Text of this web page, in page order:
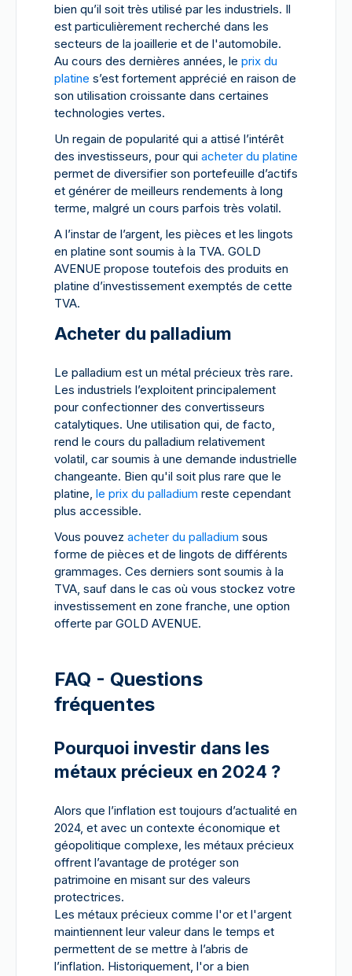
bien qu’il soit très utilisé par les industriels. Il
est particulièrement recherché dans les
secteurs de la joaillerie et de l'automobile.
Au cours des dernières années, le prix du
platine s’est fortement apprécié en raison de
son utilisation croissante dans certaines
technologies vertes.
Un regain de popularité qui a attisé l’intérêt
des investisseurs, pour qui acheter du platine
permet de diversifier son portefeuille d’actifs
et générer de meilleurs rendements à long
terme, malgré un cours parfois très volatil.
A l’instar de l’argent, les pièces et les lingots
en platine sont soumis à la TVA. GOLD
AVENUE propose toutefois des produits en
platine d’investissement exemptés de cette
TVA.
Acheter du palladium
Le palladium est un métal précieux très rare.
Les industriels l’exploitent principalement
pour confectionner des convertisseurs
catalytiques. Une utilisation qui, de facto,
rend le cours du palladium relativement
volatil, car soumis à une demande industrielle
changeante. Bien qu'il soit plus rare que le
platine, le prix du palladium reste cependant
plus accessible.
Vous pouvez acheter du palladium sous
forme de pièces et de lingots de différents
grammages. Ces derniers sont soumis à la
TVA, sauf dans le cas où vous stockez votre
investissement en zone franche, une option
offerte par GOLD AVENUE.
FAQ - Questions
fréquentes
Pourquoi investir dans les
métaux précieux en 2024 ?
Alors que l’inflation est toujours d’actualité en
2024, et avec un contexte économique et
géopolitique complexe, les métaux précieux
offrent l’avantage de protéger son
patrimoine en misant sur des valeurs
protectrices.
Les métaux précieux comme l'or et l'argent
maintiennent leur valeur dans le temps et
permettent de se mettre à l’abris de
l’inflation. Historiquement, l'or a bien